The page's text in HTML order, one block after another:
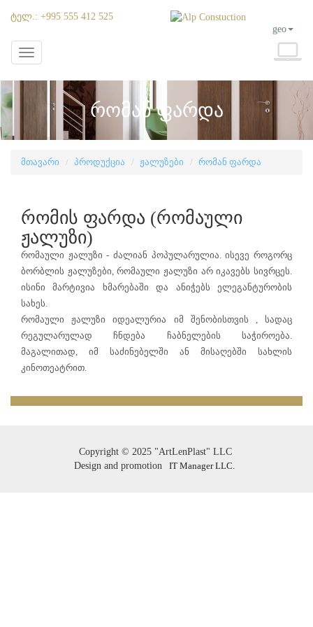
geo
Ტელ.: +995 555 412 525
Toggle
navigation
Რომან Ფარდა
მთავარი პროდუქცია ჟალუზები რომან ფარდა
რომის ფარდა (რომაული
ჟალუზი)
რომაული ჟალუზი - ძალიან პოპულარულია. ისევე როგორც
ბორბლის ჟალუზები, რომაული ჟალუზი არ იკავებს სივრცეს.
ისინი მარტივია ხმარებაში და ანიჭებს ელეგანტურობის
სახეს.
რომაული ჟალუზი იდეალურია იმ შენობისთვის , სადაც
რეგულარულად ჩნდება ჩაბნელების საჭიროება.
მაგალითად, იმ საძინებელში ან მისაღებში სახლის
კინოთეატრით.
Copyright © 2025 "ArtLenPlast" LLC
Design and promotion
IT Manager LLC.